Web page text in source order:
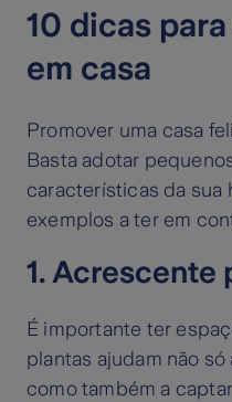
10 dicas
em casa
Promover uma casa
Basta adotar
características da sua
exemplos a ter em
1. Acrescente
É importante ter
plantas ajudam não
como também a